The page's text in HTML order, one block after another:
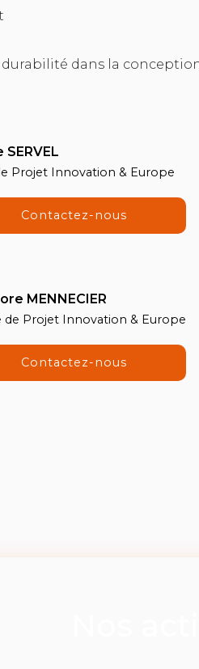
durabilité dans la
SERVEL
Projet Innovation & Europe
Contactez-nous
MENNECIER
de Projet Innovation & Europe
Contactez-nous